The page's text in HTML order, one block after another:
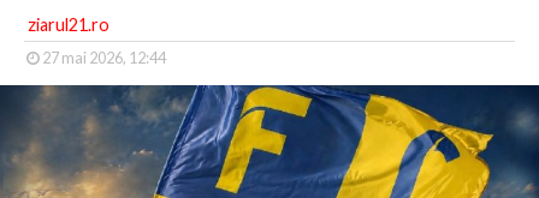
ziarul21.ro
27 mai 2026, 12:44